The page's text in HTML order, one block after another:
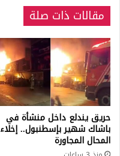
مقالات ذات صلة
حريق يندلع داخل منشأة في
باشاك شهير بإسطنبول.. إخلاء
المحال المجاورة